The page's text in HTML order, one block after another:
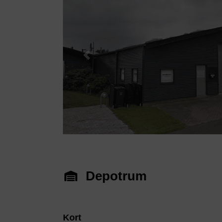
Previous
Depotrum
Kort